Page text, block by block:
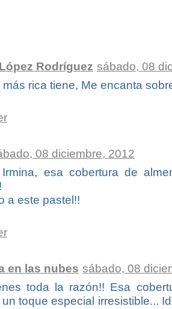
Rodríguez sábado, 08
más rica tiene, Me encanta
08 diciembre, 2012
esa cobertura de
a este pastel!!
en las nubes sábado, 08
toda la razón!! Esa
toque especial irresistible...